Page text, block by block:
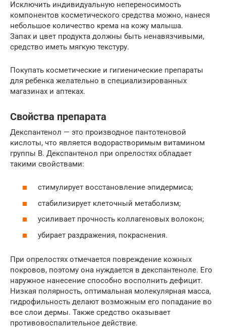
Исключить индивидуальную непереносимость
компонентов косметического средства можно, нанеся
небольшое количество крема на кожу малыша.
Запах и цвет продукта должны быть ненавязчивыми,
средство иметь мягкую текстуру.
Покупать косметические и гигиенические препараты
для ребенка желательно в специализированных
магазинах и аптеках.
Свойства препарата
Декспантенол — это производное пантотеновой
кислоты, что является водорастворимым витамином
группы В. Декспантенол при опрелостях обладает
такими свойствами:
стимулирует восстановление эпидермиса;
стабилизирует клеточный метаболизм;
усиливает прочность коллагеновых волокон;
убирает раздражения, покраснения.
При опрелостях отмечается повреждение кожных
покровов, поэтому она нуждается в декспантеноле. Его
наружное нанесение способно восполнить дефицит.
Низкая полярность, оптимальная молекулярная масса,
гидрофильность делают возможным его попадание во
все слои дермы. Также средство оказывает
противовоспалительное действие.